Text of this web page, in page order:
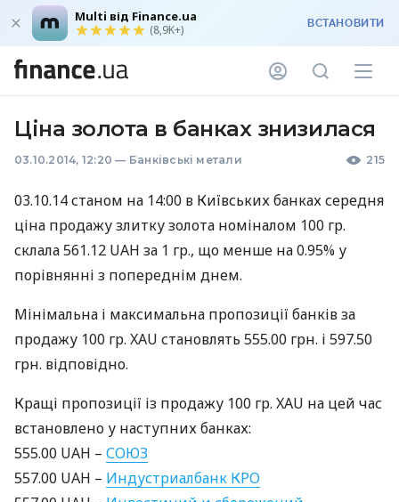
Multi від Finance.ua
(8,9K+) ВСТАНОВИТИ
Ціна золота в банках знизилася
03.10.2014, 12:20 — Банківські метали 215
03.10.14 станом на 14:00 в Київських банках середня
ціна продажу злитку золота номіналом 100 гр.
склала 561.12 UAH за 1 гр., що менше на 0.95% у
порівнянні з попереднім днем.
Мінімальна і максимальна пропозиції банків за
продажу 100 гр. XAU становлять 555.00 грн. і 597.50
грн. відповідно.
Кращі пропозиції із продажу 100 гр. XAU на цей час
встановлено у наступних банках:
555.00 UAH – СОЮЗ
557.00 UAH – Индустриалбанк КРО